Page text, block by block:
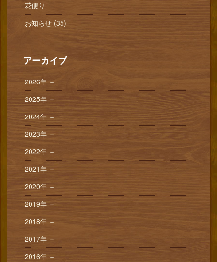
花便り
お知らせ (35)
アーカイブ
2026年 ＋
2025年 ＋
2024年＋
2023年 ＋
2022年 ＋
2021年 ＋
2020年 ＋
2019年 ＋
2018年 ＋
2017年 ＋
2016年 ＋